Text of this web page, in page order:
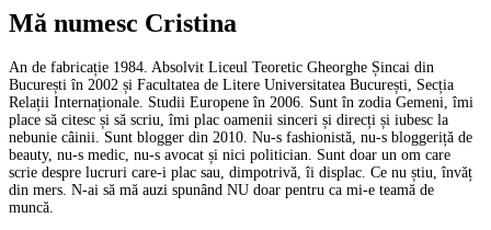
Mă numesc Cristina
An de fabricație 1984. Absolvit Liceul Teoretic Gheorghe Șincai din
București în 2002 și Facultatea de Litere Universitatea București, Secția
Relații Internaționale. Studii Europene în 2006. Sunt în zodia Gemeni, îmi
place să citesc și să scriu, îmi plac oamenii sinceri și direcți și iubesc la
nebunie câinii. Sunt blogger din 2010. Nu-s fashionistă, nu-s bloggeriță de
beauty, nu-s medic, nu-s avocat și nici politician. Sunt doar un om care
scrie despre lucruri care-i plac sau, dimpotrivă, îi displac. Ce nu știu, învăț
din mers. N-ai să mă auzi spunând NU doar pentru ca mi-e teamă de
muncă.